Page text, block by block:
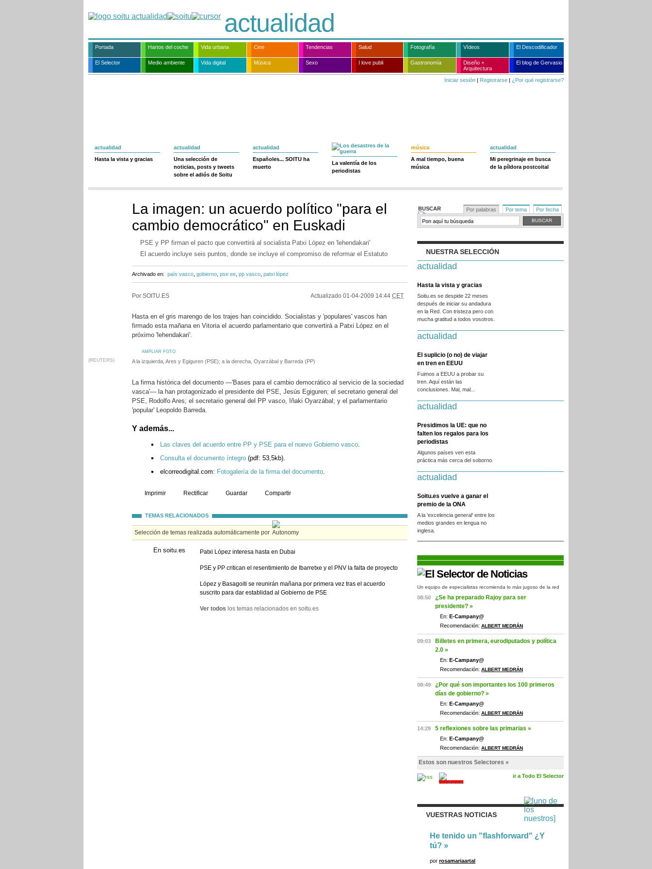
actualidad
Portada Hartos del coche Vida urbana Cine Tendencias Salud Fotografía Vídeos El Descodificador
El Selector Medio ambiente Vida digital Música Sexo I love publi Gastronomía
Diseño +
Arquitectura
El blog de Gervasio
Iniciar sesión | Registrarse | ¿Por qué registrarse?
actualidad
Hasta la vista y gracias
actualidad
Una selección de
noticias, posts y tweets
sobre el adiós de Soitu
actualidad
Españoles... SOITU ha
muerto
La valentía de los
periodistas
música
A mal tiempo, buena
música
actualidad
Mi peregrinaje en busca
de la píldora postcoital
La imagen: un acuerdo político "para el
cambio democrático" en Euskadi
PSE y PP firman el pacto que convertirá al socialista Patxi López en 'lehendakari'
El acuerdo incluye seis puntos, donde se incluye el compromiso de reformar el Estatuto
Archivado en: país vasco gobierno pse ee pp vasco patxi lópez
Por SOITU.ES Actualizado 01-04-2009 14:44 CET
Hasta en el gris marengo de los trajes han coincidido. Socialistas y 'populares' vascos han
firmado esta mañana en Vitoria el acuerdo parlamentario que convertirá a Patxi López en el
próximo 'lehendakari'.
AMPLIAR FOTO
(REUTERS) A la izquierda, Ares y Egiguren (PSE); a la derecha, Oyarzábal y Barreda (PP)
La firma histórica del documento —'Bases para el cambio democrático al servicio de la sociedad
vasca'— la han protagonizado el presidente del PSE, Jesús Egiguren; el secretario general del
PSE, Rodolfo Ares; el secretario general del PP vasco, Iñaki Oyarzábal; y el parlamentario
'popular' Leopoldo Barreda.
Y además...
Las claves del acuerdo entre PP y PSE para el nuevo Gobierno vasco.
Consulta el documento íntegro (pdf: 53,5kb).
elcorreodigital.com: Fotogalería de la firma del documento.
Imprimir Rectificar Guardar Compartir
TEMAS RELACIONADOS
Selección de temas realizada automáticamente por
En soitu.es Patxi López interesa hasta en Dubai
PSE y PP critican el resentimiento de Ibarretxe y el PNV la falta de proyecto
López y Basagoiti se reunirán mañana por primera vez tras el acuerdo
suscrito para dar establidad al Gobierno de PSE
Ver todos los temas relacionados en soitu.es
BUSCAR Por palabras Por tema Por fecha
NUESTRA SELECCIÓN
actualidad
Hasta la vista y gracias
Soitu.es se despide 22 meses
después de iniciar su andadura
en la Red. Con tristeza pero con
mucha gratitud a todos vosotros.
actualidad
El suplicio (o no) de viajar
en tren en EEUU
Fuimos a EEUU a probar su
tren. Aquí están las
conclusiones. Mal, mal...
actualidad
Presidimos la UE: que no
falten los regalos para los
periodistas
Algunos países ven esta
práctica más cerca del soborno.
actualidad
Soitu.es vuelve a ganar el
premio de la ONA
A la 'excelencia general' entre los
medios grandes en lengua no
inglesa.
Un equipo de especialistas recomienda lo más jugoso de la red
08:50
¿Se ha preparado Rajoy para ser
presidente? »
En: E-Campany@
Recomendación: ALBERT MEDRÁN
09:03
Billetes en primera, eurodiputados y política
2.0 »
En: E-Campany@
Recomendación: ALBERT MEDRÁN
08:49
¿Por qué son importantes los 100 primeros
días de gobierno? »
En: E-Campany@
Recomendación: ALBERT MEDRÁN
14:29 5 reflexiones sobre las primarias »
En: E-Campany@
Recomendación: ALBERT MEDRÁN
Estos son nuestros Selectores »
ir a Todo El Selector
VUESTRAS NOTICIAS
He tenido un "flashforward" ¿Y
tú? »
por rosamariaartal